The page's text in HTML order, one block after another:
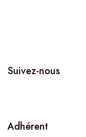
Suivez-nous
Adhérent